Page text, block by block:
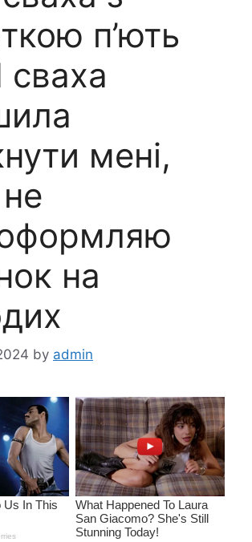
п’ють
сваха
мені,
на
by admin